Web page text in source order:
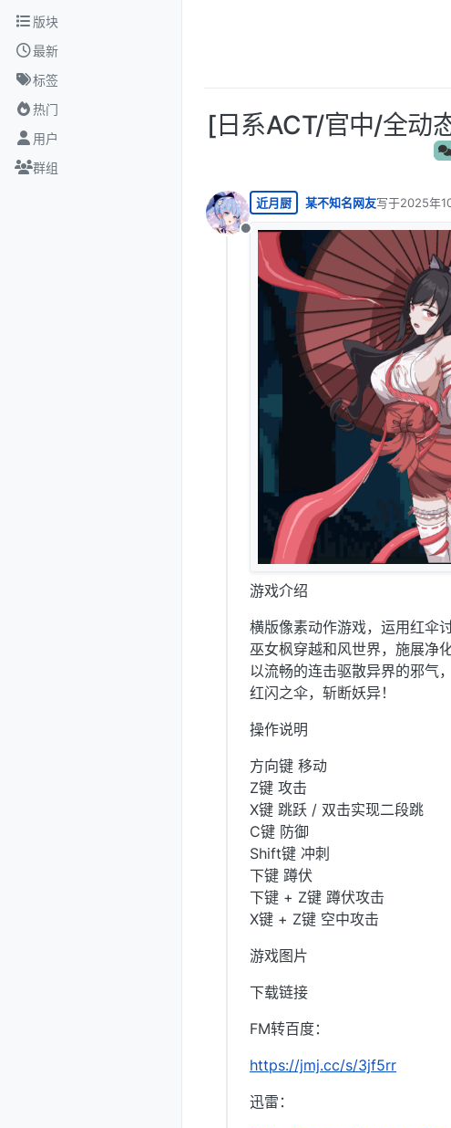
跳转至内容
版块
最新
标签
热门
用户
群组
[日系ACT/官中/全动
离线
近月厨 某不知名网友写于2025年
最后由 编辑
游戏介绍
横版像素动作游戏，运用红伞讨
巫女枫穿越和风世界，施展净化
以流畅的连击驱散异界的邪气
红闪之伞，斩断妖异！
操作说明
方向键 移动
Z键 攻击
X键 跳跃 / 双击实现二段跳
C键 防御
Shift键 冲刺
下键 蹲伏
下键 + Z键 蹲伏攻击
X键 + Z键 空中攻击
游戏图片
下载链接
FM转百度：
https://jmj.cc/s/3jf5rr
迅雷：